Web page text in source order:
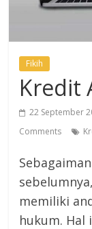
Fikih
Kredit
22 September
Comments
memiliki
hukum. Hal